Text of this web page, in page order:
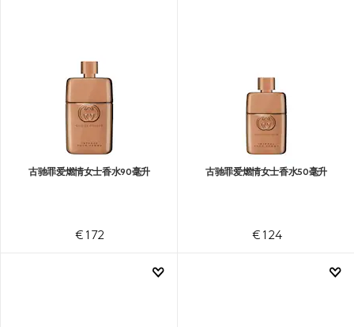
古驰罪爱燃情女士香水90毫升
€ 172
古驰罪爱燃情女士香水50毫升
€ 124